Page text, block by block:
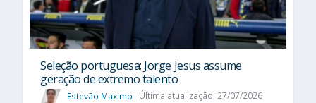
Seleção portuguesa: Jorge Jesus assume
geração de extremo talento
Estevão Maximo Última atualização: 27/07/2026